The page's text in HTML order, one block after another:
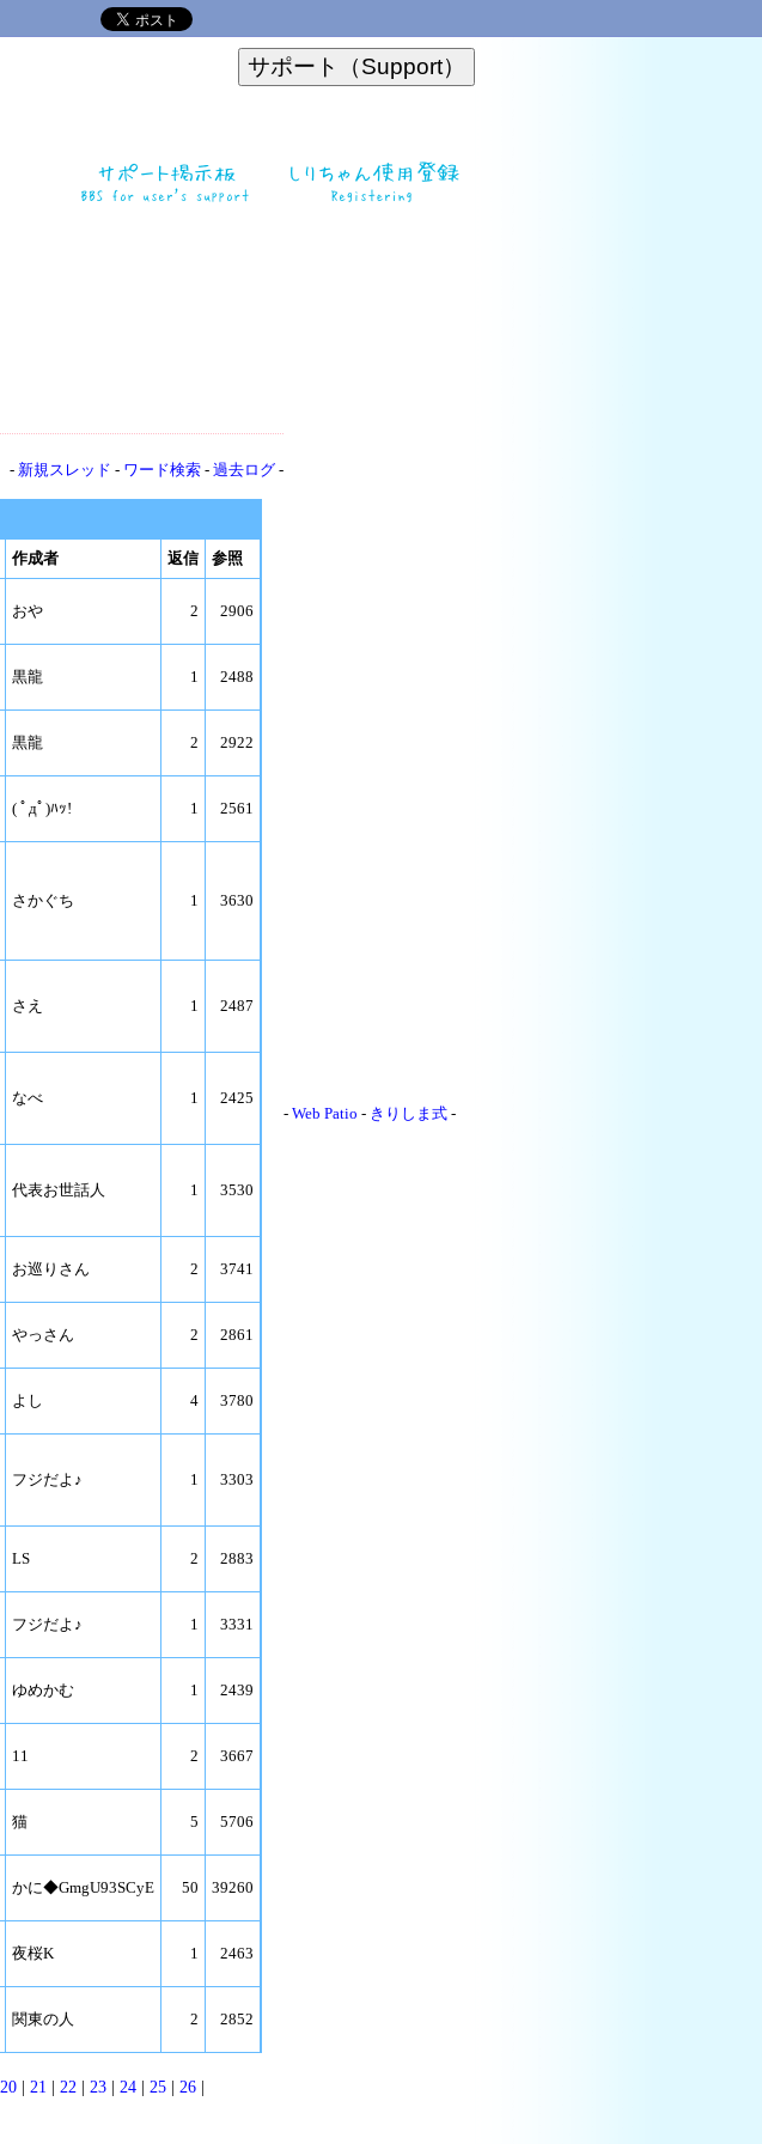
- 新規スレッド - ワード検索 - 過去ログ -
作成者 返信 参照
おや 2 2906
黒龍 1 2488
黒龍 2 2922
( ﾟдﾟ)ﾊｯ! 1 2561
さかぐち 1 3630
さえ 1 2487
なべ 1 2425
代表お世話人 1 3530
お巡りさん 2 3741
やっさん 2 2861
よし 4 3780
フジだよ♪ 1 3303
LS 2 2883
フジだよ♪ 1 3331
ゆめかむ 1 2439
11 2 3667
猫 5 5706
かに◆GmgU93SCyE 50 39260
夜桜K 1 2463
関東の人 2 2852
20 | 21 | 22 | 23 | 24 | 25 | 26 |
- Web Patio - きりしま式 -